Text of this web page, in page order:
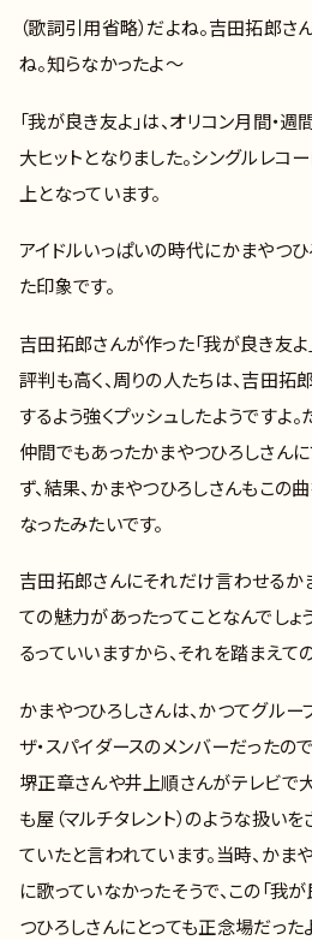
（歌詞引用省略）だよね。吉田拓郎
ね。知らなかったよ～
「我が良き友よ」は、オリコン月間・
大ヒットとなりました。シングルレ
上となっています。
アイドルいっぱいの時代にかまやつ
た印象です。
吉田拓郎さんが作った「我が良き友よ
評判も高く、周りの人たちは、吉田拓
するよう強くプッシュしたようですよ
仲間でもあったかまやつひろしさん
ず、結果、かまやつひろしさんもこの
なったみたいです。
吉田拓郎さんにそれだけ言わせるか
ての魅力があったってことなんでしょ
るっていいますから、それを踏まえ
かまやつひろしさんは、かつてグル
ザ・スパイダースのメンバーだったの
堺正章さんや井上順さんがテレビで
も屋（マルチタレント）のような扱い
ていたと言われています。当時、かま
に歌っていなかったそうで、この「我
つひろしさんにとっても正念場だった